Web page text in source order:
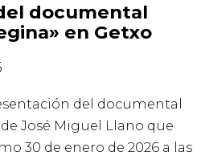
documental
en Getxo
del documental
José Miguel Llano que
30 de enero de 2026 a las